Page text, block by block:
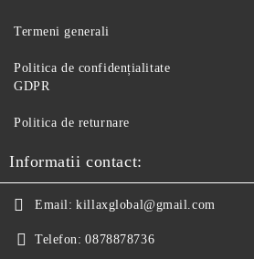
Termeni generali
Politica de confidențialitate
GDPR
Politica de returnare
Informatii contact:
Email: killaxglobal@gmail.com
Telefon: 0878878736